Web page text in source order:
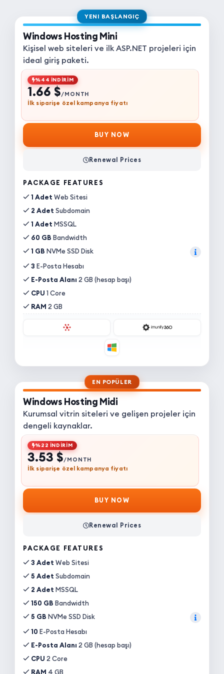
YENI BAŞLANGIÇ
Windows Hosting Mini
Kişisel web siteleri ve ilk ASP.NET projeleri için
ideal giriş paketi.
%44 İNDİRİM
1.66 $/MONTH
İlk siparişe özel kampanya fiyatı
BUY NOW
Renewal Prices
PACKAGE FEATURES
1 Adet Web Sitesi
2 Adet Subdomain
1 Adet MSSQL
60 GB Bandwidth
1 GB NVMe SSD Disk
3 E-Posta Hesabı
E-Posta Alanı 2 GB (hesap başı)
CPU 1 Core
RAM 2 GB
EN POPÜLER
Windows Hosting Midi
Kurumsal vitrin siteleri ve gelişen projeler için
dengeli kaynaklar.
%22 İNDİRİM
3.53 $/MONTH
İlk siparişe özel kampanya fiyatı
BUY NOW
Renewal Prices
PACKAGE FEATURES
3 Adet Web Sitesi
5 Adet Subdomain
2 Adet MSSQL
150 GB Bandwidth
5 GB NVMe SSD Disk
10 E-Posta Hesabı
E-Posta Alanı 2 GB (hesap başı)
CPU 2 Core
RAM 4 GB